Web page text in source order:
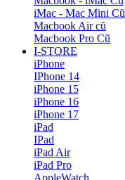
iMac - Mac Mini Cũ
Macbook Air cũ
Macbook Pro Cũ
I-STORE
iPhone
IPhone 14
iPhone 15
iPhone 16
iPhone 17
iPad
IPad
iPad Air
iPad Pro
AppleWatch